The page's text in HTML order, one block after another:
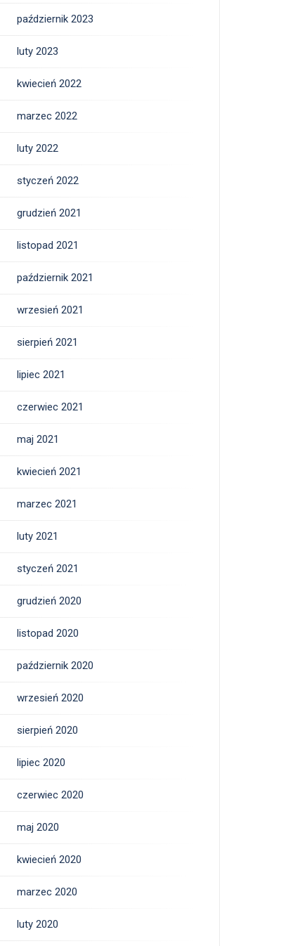
październik 2023
luty 2023
kwiecień 2022
marzec 2022
luty 2022
styczeń 2022
grudzień 2021
listopad 2021
październik 2021
wrzesień 2021
sierpień 2021
lipiec 2021
czerwiec 2021
maj 2021
kwiecień 2021
marzec 2021
luty 2021
styczeń 2021
grudzień 2020
listopad 2020
październik 2020
wrzesień 2020
sierpień 2020
lipiec 2020
czerwiec 2020
maj 2020
kwiecień 2020
marzec 2020
luty 2020